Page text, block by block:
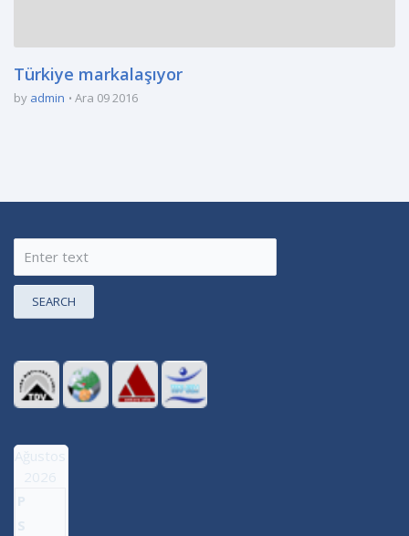
Türkiye markalaşıyor
by admin Ara 09 2016
SEARCH
Ağustos
2026
P
S